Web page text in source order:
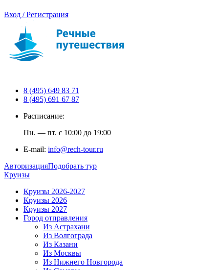
Вход / Регистрация
8 (495) 649 83 71
8 (495) 691 67 87
Расписание:
Пн. — пт. с 10:00 до 19:00
E-mail: info@rech-tour.ru
АвторизацияПодобрать тур
Круизы
Круизы 2026-2027
Круизы 2026
Круизы 2027
Город отправления
Из Астрахани
Из Волгограда
Из Казани
Из Москвы
Из Нижнего Новгорода